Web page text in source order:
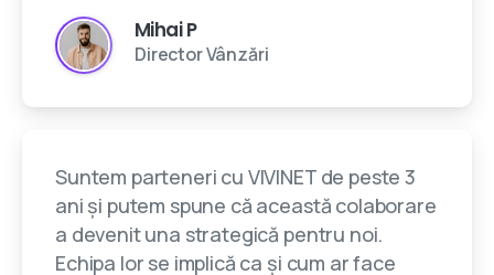
Mihai P
Director Vânzări
Suntem parteneri cu VIVINET de peste 3
ani și putem spune că această colaborare
a devenit una strategică pentru noi.
Echipa lor se implică ca și cum ar face